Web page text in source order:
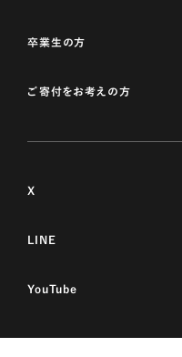
卒業生の方
ご寄付をお考えの方
X
LINE
YouTube